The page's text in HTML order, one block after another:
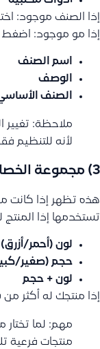
إذا الصنف موجود:
إذا مو موجود: اضغط
اسم الصنف
الوصف
الصنف
ملاحظة: تغيير
لأنه للتنظيم
3) مجموعة الخصائص (اختياري)
هذه تظهر إذا كانت
تستخدمها إذا المنتج
لون (أحمر/أزرق)
حجم (صغير/
لون + حجم
إذا منتجك له أكثر
مهم: لما
منتجات فرعية